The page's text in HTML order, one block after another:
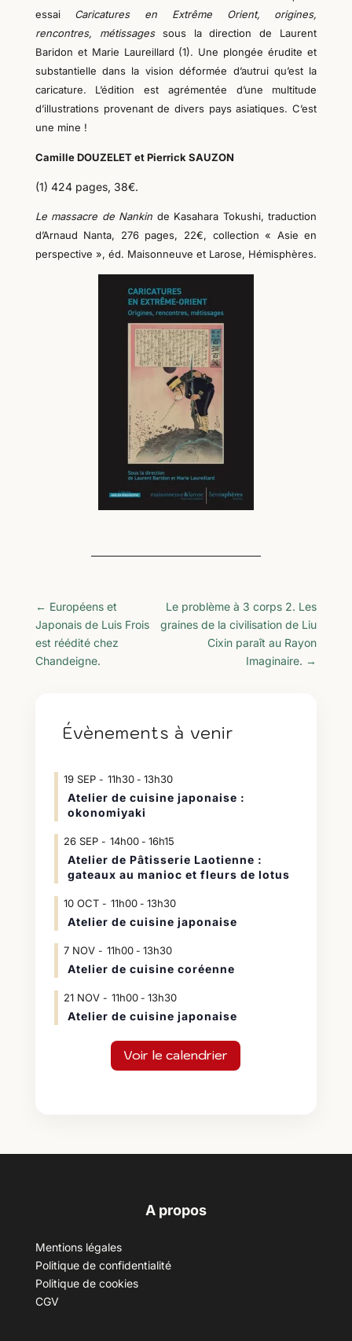
essai Caricatures en Extrême Orient, origines,
rencontres, métissagessous la direction de Laurent
Baridon et Marie Laureillard (1). Une plongée érudite et
substantielle dans la vision déformée d’autrui qu’est la
caricature. L’édition est agrémentée d’une multitude
d’illustrations provenant de divers pays asiatiques. C’est
une mine !
Camille DOUZELET et Pierrick SAUZON
(1) 424 pages, 38€.
Le massacre de Nankin de Kasahara Tokushi,traduction
d’Arnaud Nanta, 276 pages, 22€, collection « Asie en
perspective », éd. Maisonneuve et Larose, Hémisphères.
← Européens et
Japonais de Luis Frois
est réédité chez
Chandeigne.
Le problème à 3 corps 2. Les
graines de la civilisation de Liu
Cixin paraît au Rayon
Imaginaire. →
Évènements à venir
19 SEP 11h30- 13h30
Atelier de cuisine japonaise :
okonomiyaki
26 SEP 14h00- 16h15
Atelier de Pâtisserie Laotienne :
gateaux au manioc et fleurs de lotus
10 OCT 11h00- 13h30
Atelier de cuisine japonaise
7 NOV 11h00- 13h30
Atelier de cuisine coréenne
21 NOV 11h00- 13h30
Atelier de cuisine japonaise
Voir le calendrier
A propos
Mentions légales
Politique de confidentialité
Politique de cookies
CGV